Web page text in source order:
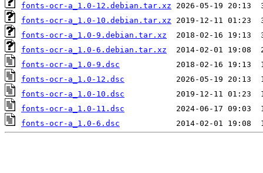
fonts-ocr-a_1.0-12.debian.tar.xz
fonts-ocr-a_1.0-10.debian.tar.xz
fonts-ocr-a_1.0-9.debian.tar.xz
fonts-ocr-a_1.0-6.debian.tar.xz
fonts-ocr-a_1.0-9.dsc
fonts-ocr-a_1.0-12.dsc
fonts-ocr-a_1.0-10.dsc
fonts-ocr-a_1.0-11.dsc
fonts-ocr-a_1.0-6.dsc